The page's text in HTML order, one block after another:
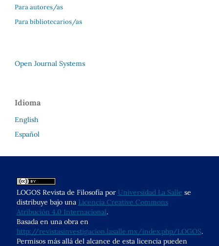
Para autores/as
Para bibliotecarios/as
Open Journal Systems
Idioma
English
Español
LOGOS Revista de Filosofía por Universidad La Salle se
distribuye bajo una Licencia Creative Commons
Atribución 4.0 Internacional.
Basada en una obra en
http://revistasinvestigacion.lasalle.mx/index.php/LOGOS.
Permisos más allá del alcance de esta licencia pueden